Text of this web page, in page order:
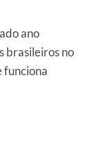
ano
brasileiros no
funciona